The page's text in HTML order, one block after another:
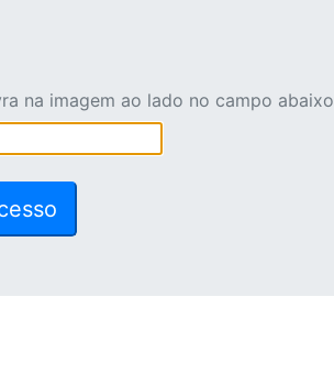
na imagem ao lado no campo abaixo